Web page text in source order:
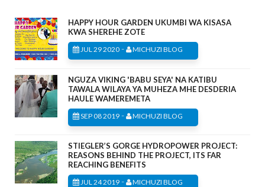
HAPPY HOUR GARDEN UKUMBI WA KISASA
KWA SHEREHE ZOTE
JUL 29 2020 - MICHUZI BLOG
NGUZA VIKING 'BABU SEYA' NA KATIBU
TAWALA WILAYA YA MUHEZA MHE DESDERIA
HAULE WAMEREMETA
SEP 08 2019 - MICHUZI BLOG
STIEGLER’S GORGE HYDROPOWER PROJECT:
REASONS BEHIND THE PROJECT, ITS FAR
REACHING BENEFITS
JUL 24 2019 - MICHUZI BLOG